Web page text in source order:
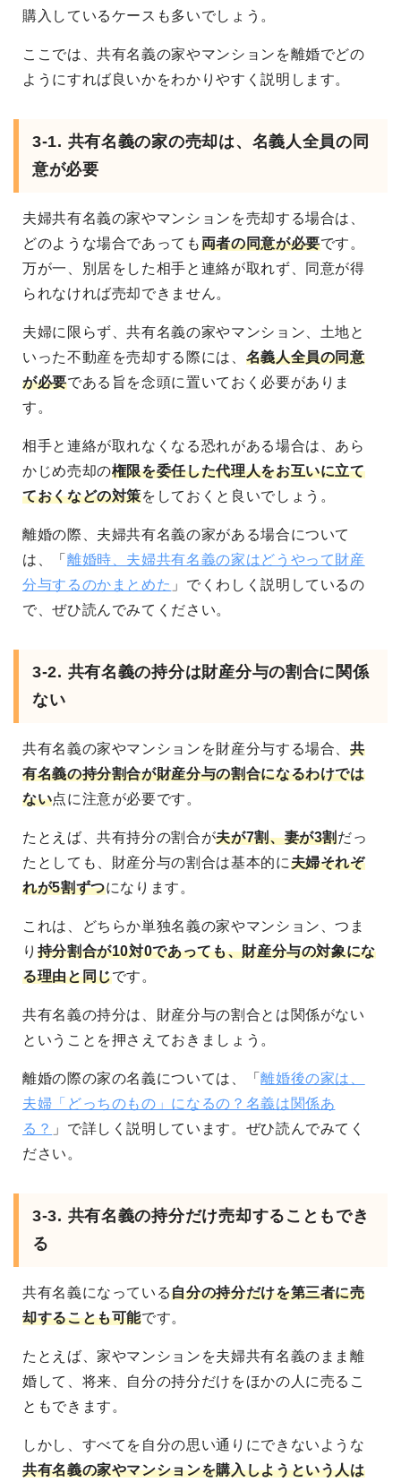
購入しているケースも多いでしょう。
ここでは、共有名義の家やマンションを離婚でどの
ようにすれば良いかをわかりやすく説明します。
3-1. 共有名義の家の売却は、名義人全員の同
意が必要
夫婦共有名義の家やマンションを売却する場合は、
どのような場合であっても両者の同意が必要です。
万が一、別居をした相手と連絡が取れず、同意が得
られなければ売却できません。
夫婦に限らず、共有名義の家やマンション、土地と
いった不動産を売却する際には、 名義人全員の同意
が必要である旨を念頭に置いておく必要がありま
す。
相手と連絡が取れなくなる恐れがある場合は、あら
かじめ売却の権限を委任した代理人をお互いに立て
ておくなどの対策をしておくと良いでしょう。
離婚の際、夫婦共有名義の家がある場合について
は、「 離婚時、夫婦共有名義の家はどうやって財産
分与するのかまとめた 」でくわしく説明しているの
で、ぜひ読んでみてください。
3-2. 共有名義の持分は財産分与の割合に関係
ない
共有名義の家やマンションを財産分与する場合、共
有名義の持分割合が財産分与の割合になるわけでは
ない点に注意が必要です。
たとえば、共有持分の割合が夫が7割、妻が3割だっ
たとしても、財産分与の割合は基本的に夫婦それぞ
れが5割ずつになります。
これは、どちらか単独名義の家やマンション、つま
り 持分割合が10対0であっても、財産分与の対象にな
る理由と同じです。
共有名義の持分は、財産分与の割合とは関係がない
ということを押さえておきましょう。
離婚の際の家の名義については、「離婚後の家は、
夫婦「どっちのもの」になるの？名義は関係あ
る？ 」で詳しく説明しています。ぜひ読んでみてく
ださい。
3-3. 共有名義の持分だけ売却することもでき
る
共有名義になっている自分の持分だけを第三者に売
却することも可能です。
たとえば、家やマンションを夫婦共有名義のまま離
婚して、将来、自分の持分だけをほかの人に売るこ
ともできます。
しかし、すべてを自分の思い通りにできないような
共有名義の家やマンションを購入しようという人は